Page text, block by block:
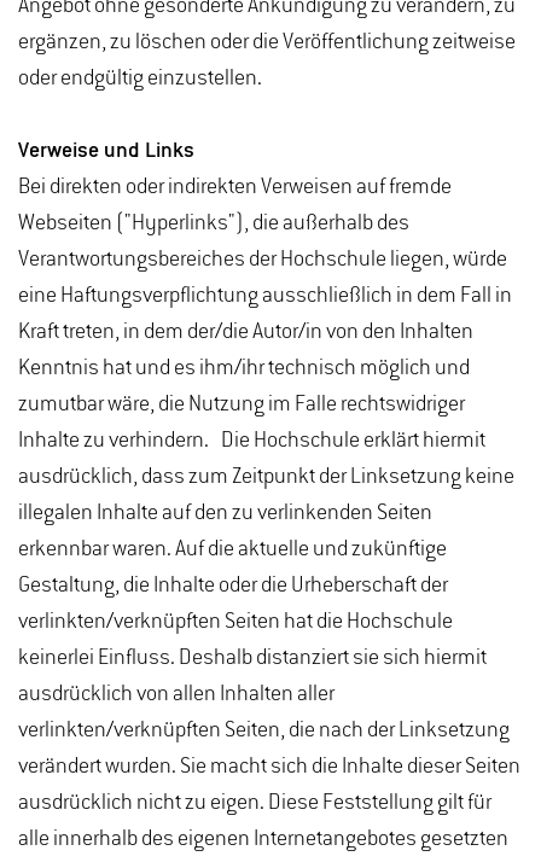
Angebot ohne gesonderte Ankündigung zu verändern, zu
ergänzen, zu löschen oder die Veröffentlichung zeitweise
oder endgültig einzustellen.
Verweise und Links
Bei direkten oder indirekten Verweisen auf fremde
Webseiten ("Hyperlinks"), die außerhalb des
Verantwortungsbereiches der Hochschule liegen, würde
eine Haftungsverpflichtung ausschließlich in dem Fall in
Kraft treten, in dem der/die Autor/in von den Inhalten
Kenntnis hat und es ihm/ihr technisch möglich und
zumutbar wäre, die Nutzung im Falle rechtswidriger
Inhalte zu verhindern. Die Hochschule erklärt hiermit
ausdrücklich, dass zum Zeitpunkt der Linksetzung keine
illegalen Inhalte auf den zu verlinkenden Seiten
erkennbar waren. Auf die aktuelle und zukünftige
Gestaltung, die Inhalte oder die Urheberschaft der
verlinkten/verknüpften Seiten hat die Hochschule
keinerlei Einfluss. Deshalb distanziert sie sich hiermit
ausdrücklich von allen Inhalten aller
verlinkten/verknüpften Seiten, die nach der Linksetzung
verändert wurden. Sie macht sich die Inhalte dieser Seiten
ausdrücklich nicht zu eigen. Diese Feststellung gilt für
alle innerhalb des eigenen Internetangebotes gesetzten